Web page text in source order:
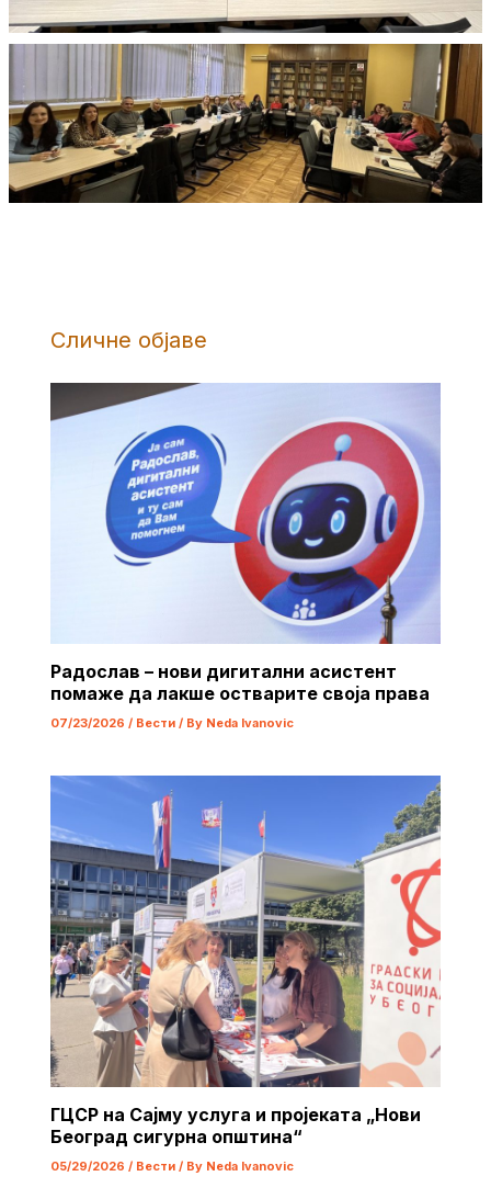
Сличне објаве
Радослав – нови дигитални асистент
помаже да лакше остварите своја права
07/23/2026 / Вести/ By Neda Ivanovic
ГЦСР на Сајму услуга и пројеката „Нови
Београд сигурна општина“
05/29/2026 / Вести/ By Neda Ivanovic